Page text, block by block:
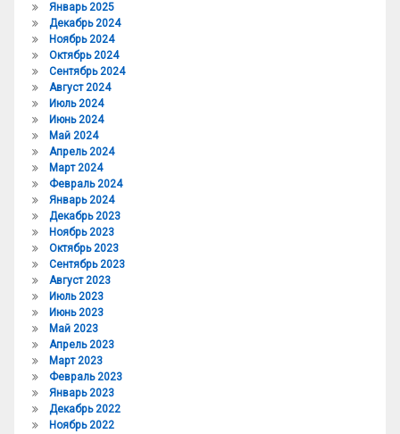
Январь 2025
Декабрь 2024
Ноябрь 2024
Октябрь 2024
Сентябрь 2024
Август 2024
Июль 2024
Июнь 2024
Май 2024
Апрель 2024
Март 2024
Февраль 2024
Январь 2024
Декабрь 2023
Ноябрь 2023
Октябрь 2023
Сентябрь 2023
Август 2023
Июль 2023
Июнь 2023
Май 2023
Апрель 2023
Март 2023
Февраль 2023
Январь 2023
Декабрь 2022
Ноябрь 2022